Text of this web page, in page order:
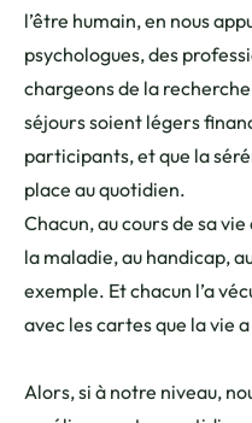
l’être humain, en nous
psychologues, des
chargeons de la
séjours soient légers
participants, et que la
place au quotidien.
Chacun, au cours de sa
la maladie, au handicap,
exemple. Et chacun l’a
avec les cartes que la vie
Alors, si à notre niveau,